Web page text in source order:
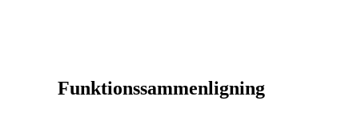
Funktionssammenligning